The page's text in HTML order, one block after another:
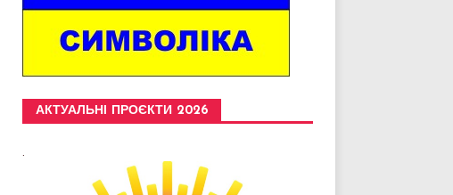
АКТУАЛЬНІ ПРОЄКТИ 2026
.